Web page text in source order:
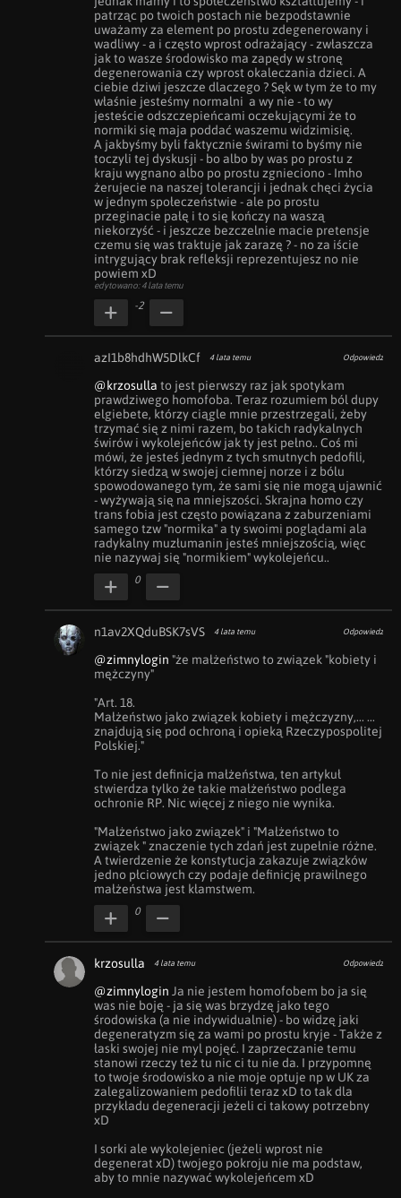
patrząc po twoich postach nie bezpodstawnie
uważamy za element po prostu zdegenerowany i
wadliwy - a i często wprost odrażający - zwłaszcza
jak to wasze środowisko ma zapędy w stronę
degenerowania czy wprost okaleczania dzieci. A
ciebie dziwi jeszcze dlaczego ? Sęk w tym że to my
właśnie jesteśmy normalni  a wy nie - to wy
jesteście odszczepieńcami oczekującymi że to
normiki się maja poddać waszemu widzimisię.
A jakbyśmy byli faktycznie świrami to byśmy nie
toczyli tej dyskusji - bo albo by was po prostu z
kraju wygnano albo po prostu zgnieciono - Imho
żerujecie na naszej tolerancji i jednak chęci życia
w jednym społeczeństwie - ale po prostu
przeginacie pałę i to się kończy na waszą
niekorzyść - i jeszcze bezczelnie macie pretensje
czemu się was traktuje jak zarazę ? - no za iście
intrygujący brak refleksji reprezentujesz no nie
powiem xD
edytowano: 4 lata temu
-2
azI1b8hdhW5DlkCf 4 lata temu Odpowiedz
@krzosulla to jest pierwszy raz jak spotykam
prawdziwego homofoba. Teraz rozumiem ból dupy
elgiebete, którzy ciągle mnie przestrzegali, żeby
trzymać się z nimi razem, bo takich radykalnych
świrów i wykolejeńców jak ty jest pełno.. Coś mi
mówi, że jesteś jednym z tych smutnych pedofili,
którzy siedzą w swojej ciemnej norze i z bólu
spowodowanego tym, że sami się nie mogą ujawnić
- wyżywają się na mniejszości. Skrajna homo czy
trans fobia jest często powiązana z zaburzeniami
samego tzw "normika" a ty swoimi poglądami ala
radykalny muzłumanin jesteś mniejszością, więc
nie nazywaj się "normikiem" wykolejeńcu..
0
n1av2XQduBSK7sVS 4 lata temu Odpowiedz
@zimnylogin "że małżeństwo to związek "kobiety i
mężczyny"
"Art. 18.
Małżeństwo jako związek kobiety i mężczyzny,... ...
znajdują się pod ochroną i opieką Rzeczypospolitej
Polskiej."
To nie jest definicja małżeństwa, ten artykuł
stwierdza tylko że takie małżeństwo podlega
ochronie RP. Nic więcej z niego nie wynika.
"Małżeństwo jako związek" i "Małżeństwo to
związek " znaczenie tych zdań jest zupełnie różne.
A twierdzenie że konstytucja zakazuje związków
jedno płciowych czy podaje definicję prawilnego
małżeństwa jest kłamstwem.
0
krzosulla 4 lata temu Odpowiedz
@zimnylogin Ja nie jestem homofobem bo ja się
was nie boję - ja się was brzydzę jako tego
środowiska (a nie indywidualnie) - bo widzę jaki
degeneratyzm się za wami po prostu kryje - Także z
łaski swojej nie myl pojęć. I zaprzeczanie temu
stanowi rzeczy też tu nic ci tu nie da. I przypomnę
to twoje środowisko a nie moje optuje np w UK za
zalegalizowaniem pedofilii teraz xD to tak dla
przykładu degeneracji jeżeli ci takowy potrzebny
xD
I sorki ale wykolejeniec (jeżeli wprost nie
degenerat xD) twojego pokroju nie ma podstaw,
aby to mnie nazywać wykolejeńcem xD